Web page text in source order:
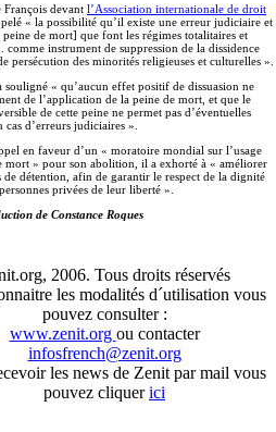
François devant l’Association internationale de droit
« la possibilité qu’il existe une erreur judiciaire et
peine de mort] que font les régimes totalitaires et
instrument de suppression de la dissidence
persécution des minorités religieuses et culturelles ».
souligné « qu’aucun effet positif de dissuasion ne
de l’application de la peine de mort, et que le
de cette peine ne permet pas d’éventuelles
cas d’erreurs judiciaires ».
en faveur d’un « moratoire mondial sur l’usage
mort » pour son abolition, il a exhorté à « améliorer
de détention, afin de garantir le respect de la dignité
privées de leur liberté ».
de Constance Roques
2006. Tous droits réservés
les modalités d´utilisation vous
pouvez consulter :
www.zenit.org ou contacter
infosfrench@zenit.org
les news de Zenit par mail vous
pouvez cliquerici